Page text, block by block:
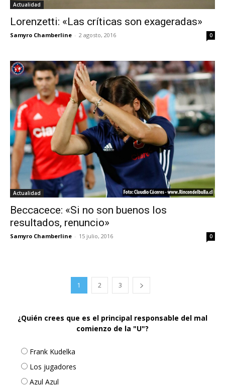
Actualidad
Lorenzetti: «Las críticas son exageradas»
Samyro Chamberline - 2 agosto, 2016 0
Actualidad
Beccacece: «Si no son buenos los
resultados, renuncio»
Samyro Chamberline - 15 julio, 2016 0
1 2 3
¿Quién crees que es el principal responsable del mal
comienzo de la "U"?
Frank Kudelka
Los jugadores
Azul Azul